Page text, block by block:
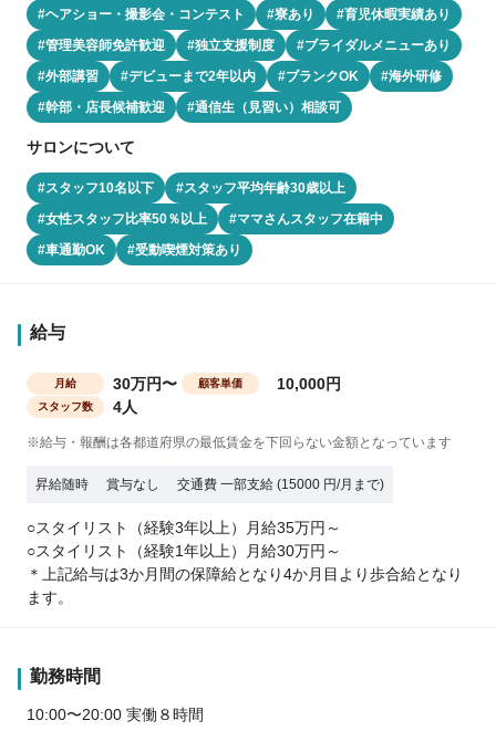
#ヘアショー・撮影会・コンテスト #寮あり
#育児休暇実績あり
#管理美容師免許歓迎
#独立支援制度
#ブライダルメニューあり
#外部講習
#デビューまで2年以内 #ブランクOK
#海外研修
#幹部・店長候補歓迎
#通信生（見習い）相談可
サロンについて
#スタッフ10名以下
#スタッフ平均年齢30歳以上
#女性スタッフ比率50％以上
#ママさんスタッフ在籍中
#車通勤OK
#受動喫煙対策あり
給与
月給 30万円〜 顧客単価 10,000円
スタッフ数 4人
※給与・報酬は各都道府県の最低賃金を下回らない金額となっています
昇給随時 賞与なし 交通費 一部支給 (15000 円/月まで)
○スタイリスト（経験3年以上）月給35万円～
○スタイリスト（経験1年以上）月給30万円～
＊上記給与は3か月間の保障給となり4か月目より歩合給となり
ます。
勤務時間
10:00〜20:00 実働８時間